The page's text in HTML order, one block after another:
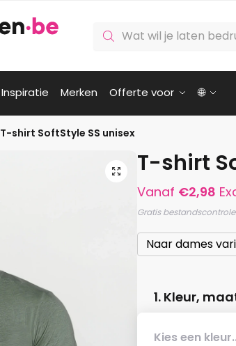
zoeken
Inspiratie Merken Offerte voor 🌐
T-shirt SoftStyle SS unisex
🔍 T-shirt
Vanaf €2,98
Gratis
Naar dames
1. Kleur,
Kies een